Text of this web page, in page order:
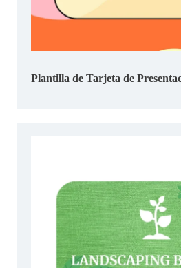
Plantilla de Tarjeta de